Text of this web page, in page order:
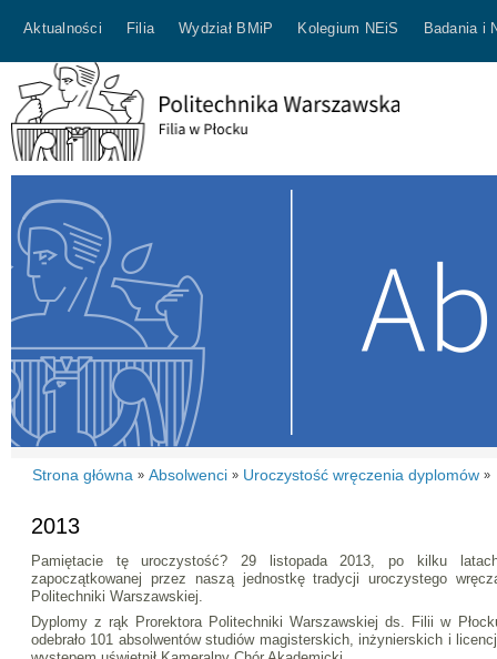
Aktualności Filia Wydział BMiP Kolegium NEiS Badania i
Strona główna » Absolwenci » Uroczystość wręczenia dyplomów »
2013
Pamiętacie tę uroczystość? 29 listopada 2013, po kilku
zapoczątkowanej przez naszą jednostkę tradycji uroczystego
Politechniki Warszawskiej.
Dyplomy z rąk Prorektora Politechniki Warszawskiej ds. Filii w
odebrało 101 absolwentów studiów magisterskich, inżynierskich i